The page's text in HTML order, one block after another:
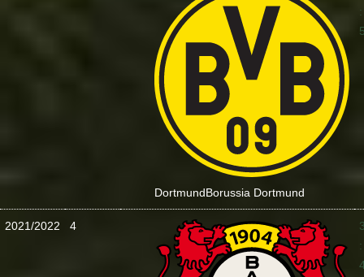
DortmundBorussia Dortmund
:
2021/2022 4
: